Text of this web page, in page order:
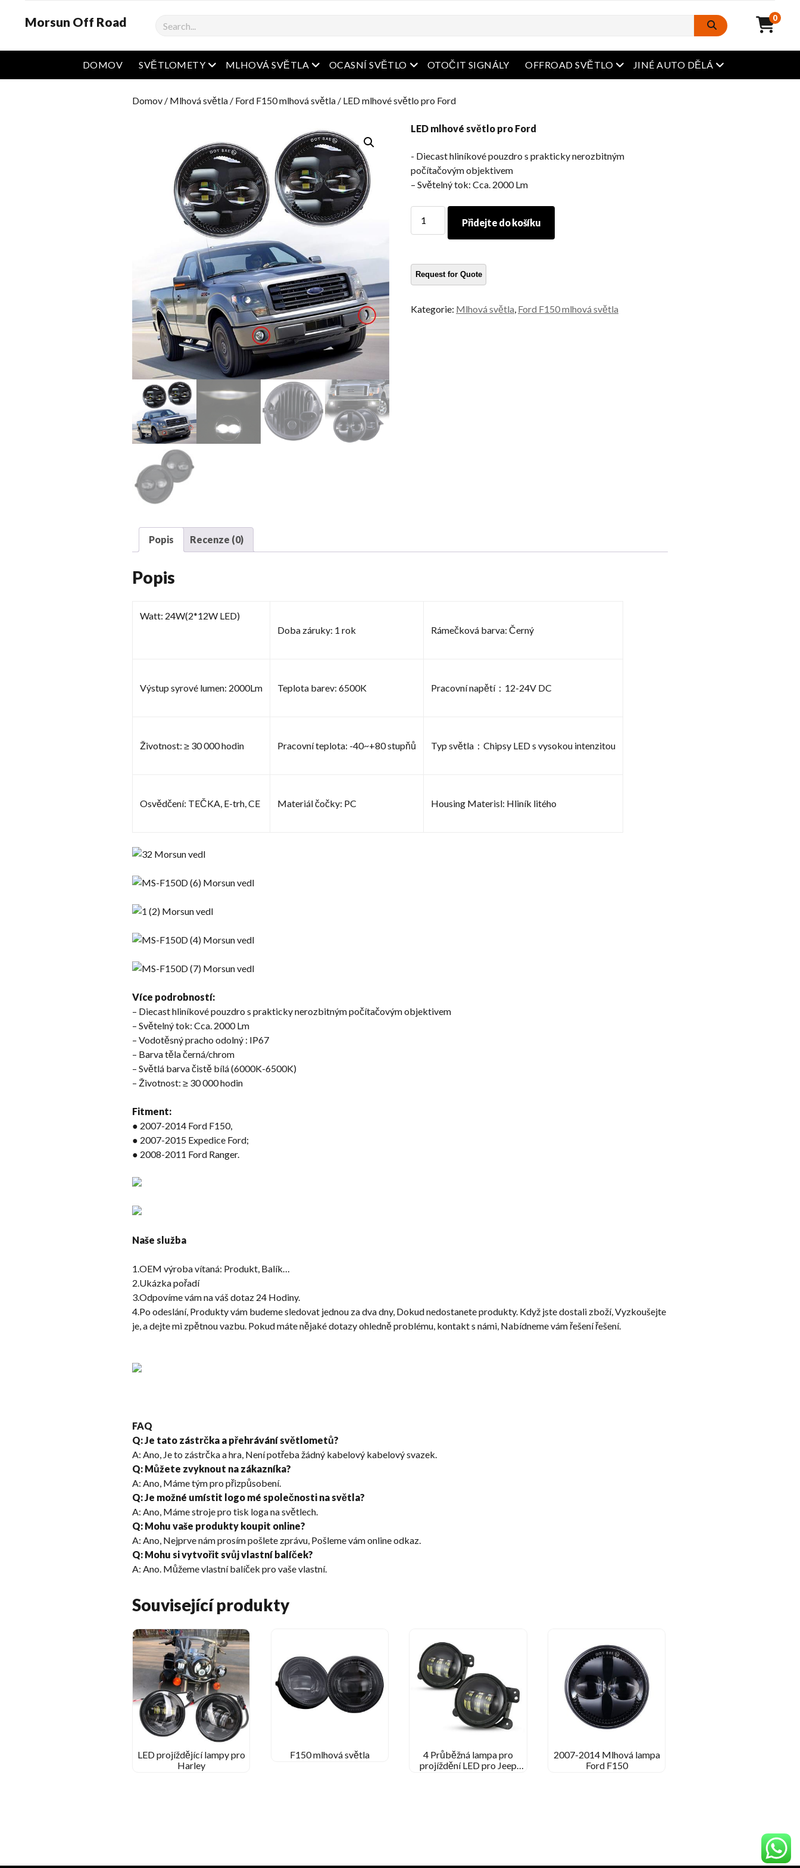
Morsun Off Road Vyhledávání 0
DOMOV SVĚTLOMETY Otevřená nabídka
MLHOVÁ SVĚTLA Otevřená nabídka
OCASNÍ SVĚTLO Otevřená nabídka
OTOČIT SIGNÁLY OFFROAD SVĚTLO Otevřená nabídka
JINÉ AUTO DĚLÁ Otevřená nabídka
Domov / Mlhová světla / Ford F150 mlhová světla / LED mlhové světlo pro Ford
LED mlhové světlo pro Ford
​- Diecast hliníkové pouzdro s prakticky nerozbitným
počítačovým objektivem
– Světelný tok: Cca. 2000 Lm
mlhové
Ford
množství
Přidejte do košíku
Kategorie: Mlhová světla, Ford F150 mlhová světla
Popis Recenze (0)
Popis
Watt: 24W(2*12W LED)
Doba záruky: 1 rok
Rámečková barva: Černý
Výstup syrové lumen: 2000Lm Teplota barev: 6500K Pracovní napětí：12-24V DC
Životnost: ≥ 30 000 hodin Pracovní teplota: -40~+80 stupňů Typ světla：Chipsy LED s vysokou intenzitou
Osvědčení: TEČKA, E-trh, CE Materiál čočky: PC Housing Materisl: Hliník litého
Více podrobností:
– Diecast hliníkové pouzdro s prakticky nerozbitným počítačovým objektivem
– Světelný tok: Cca. 2000 Lm
– Vodotěsný pracho odolný : IP67
– Barva těla černá/chrom
– Světlá barva čistě bílá (6000K-6500K)
– Životnost: ≥ 30 000 hodin
Fitment:
● 2007-2014 Ford F150,
● 2007-2015 Expedice Ford;
● 2008-2011 Ford Ranger.
Naše služba
1.OEM výroba vítaná: Produkt, Balík…
2.Ukázka pořadí
3.Odpovíme vám na váš dotaz 24 Hodiny.
4.Po odeslání, Produkty vám budeme sledovat jednou za dva dny, Dokud nedostanete produkty. Když jste dostali zboží, Vyzkoušejte
je, a dejte mi zpětnou vazbu. Pokud máte nějaké dotazy ohledně problému, kontakt s námi, Nabídneme vám řešení řešení.
FAQ
Q: Je tato zástrčka a přehrávání světlometů?
A: Ano, Je to zástrčka a hra, Není potřeba žádný kabelový kabelový svazek.
Q: Můžete zvyknout na zákazníka?
A: Ano, Máme tým pro přizpůsobení.
Q: Je možné umístit logo mé společnosti na světla?
A: Ano, Máme stroje pro tisk loga na světlech.
Q: Mohu vaše produkty koupit online?
A: Ano, Nejprve nám prosím pošlete zprávu, Pošleme vám online odkaz.
Q: Mohu si vytvořit svůj vlastní balíček?
A: Ano. Můžeme vlastní balíček pro vaše vlastní.
Související produkty
LED projíždějící lampy pro
Harley
F150 mlhová světla
4 Průběžná lampa pro
projíždění LED pro Jeep
2007-2014 Mlhová lampa
Ford F150